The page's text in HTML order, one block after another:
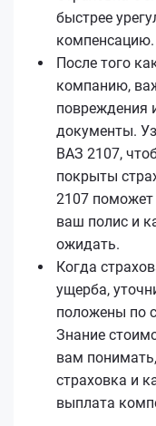
быстрее
компенсацию.
После того
компанию,
повреждения
документы.
ВАЗ 2107,
покрыты
2107 поможет
ваш полис и
ожидать.
Когда
ущерба,
положены по
Знание
вам
страховка и
выплата